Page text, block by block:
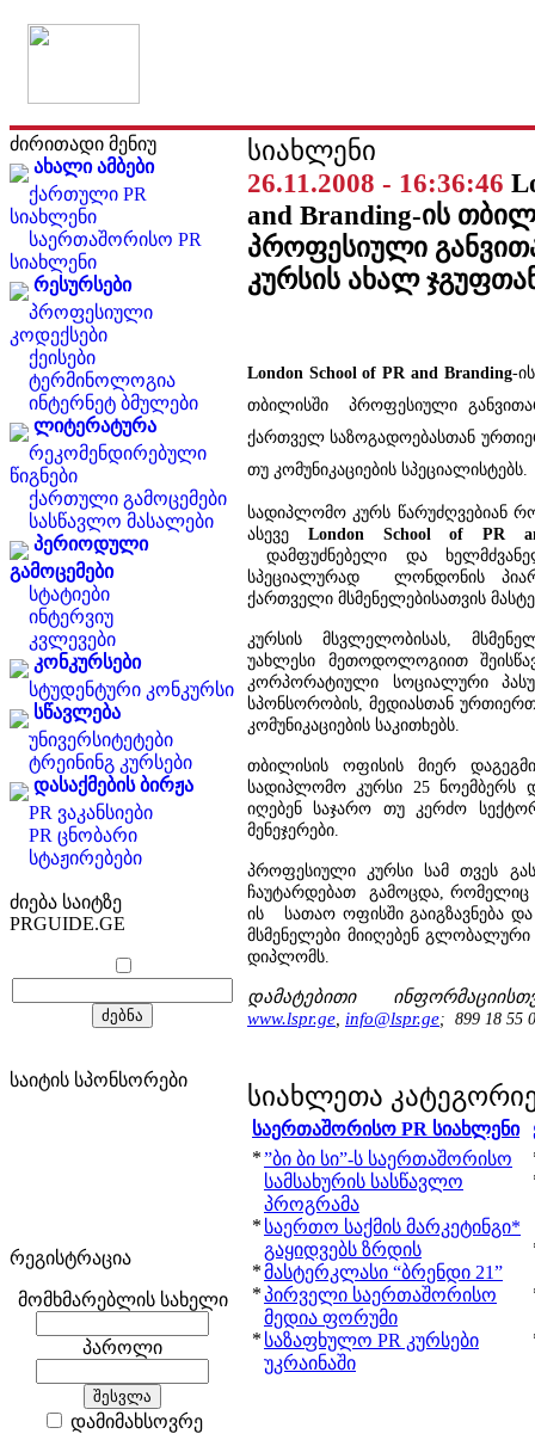
ძირითადი მენიუ
ახალი ამბები
ქართული PR
სიახლენი
საერთაშორისო PR
სიახლენი
რესურსები
პროფესიული
კოდექსები
ქეისები
ტერმინოლოგია
ინტერნეტ ბმულები
ლიტერატურა
რეკომენდირებული
წიგნები
ქართული გამოცემები
სასწავლო მასალები
პერიოდული
გამოცემები
სტატიები
ინტერვიუ
კვლევები
კონკურსები
სტუდენტური კონკურსი
სწავლება
უნივერსიტეტები
ტრეინინგ კურსები
დასაქმების ბირჟა
PR ვაკანსიები
PR ცნობარი
სტაჟირებები
ძიება საიტზე
PRGUIDE.GE
საიტის სპონსორები
რეგისტრაცია
მომხმარებლის სახელი
პაროლი
დამიმახსოვრე
სიახლენი
26.11.2008 - 16:36:46
and Branding-ის
პროფესიული
კურსის ახალ
London School of PR and Branding-
თბილისში პროფესიული
ქართველ საზოგადოებასთან
თუ კომუნიკაციების სპეციალისტებს.
სადიპლომო კურს წარუძღვებიან
ასევე London School of PR
დამფუძნებელი და
სპეციალურად ლონდონის
ქართველი მსმენელებისათვის
კურსის მსვლელობისას,
უახლესი მეთოდოლოგიით
კორპორატიული სოციალური
სპონსორობის, მედიასთან
კომუნიკაციების საკითხებს.
თბილისის ოფისის მიერ
სადიპლომო კურსი 25 ნოემბერს
იღებენ საჯარო თუ კერძო
მენეჯერები.
პროფესიული კურსი სამ თვეს
ჩაუტარდებათ გამოცდა, რომელიც
ის სათაო ოფისში გაიგზავნება და
მსმენელები მიიღებენ
დიპლომს.
დამატებითი
www.lspr.ge info@lspr.ge; 899 18 55
სიახლეთა
საერთაშორისო PR სიახლენი
*”ბი ბი სი”-ს საერთაშორისო
სამსახურის სასწავლო
პროგრამა
* საერთო საქმის მარკეტინგი*
გაყიდვებს ზრდის
*მასტერკლასი “ბრენდი 21”
*პირველი საერთაშორისო
მედია ფორუმი
* საზაფხულო PR კურსები
უკრაინაში